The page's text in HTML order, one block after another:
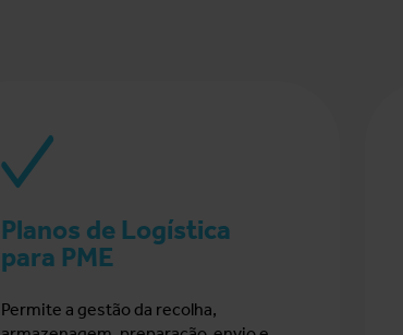
Planos de Logística
para PME
Permite a gestão da recolha,